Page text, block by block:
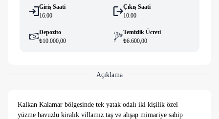
Giriş Saati
16:00
Çıkış Saati
10:00
Depozito
₺10.000,00
Temizlik Ücreti
₺6.600,00
Açıklama
Kalkan Kalamar bölgesinde tek yatak odalı iki kişilik özel
yüzme havuzlu kiralık villamız taş ve ahşap mimariye sahip